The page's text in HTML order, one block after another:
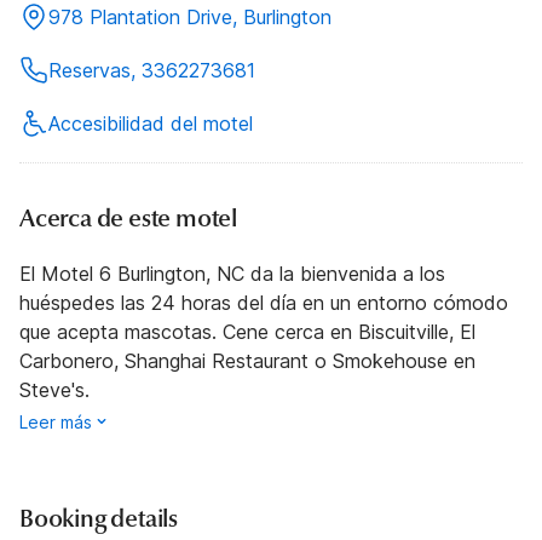
978 Plantation Drive, Burlington
Reservas, 3362273681
Accesibilidad del motel
Acerca de este motel
El Motel 6 Burlington, NC da la bienvenida a los
huéspedes las 24 horas del día en un entorno cómodo
que acepta mascotas. Cene cerca en Biscuitville, El
Carbonero, Shanghai Restaurant o Smokehouse en
Steve's.
Leer más
Booking details